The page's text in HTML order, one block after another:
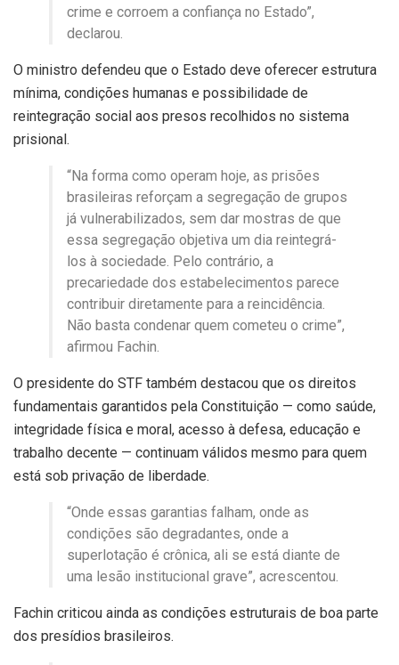
crime e corroem a confiança no Estado”,
declarou.
O ministro defendeu que o Estado deve oferecer estrutura
mínima, condições humanas e possibilidade de
reintegração social aos presos recolhidos no sistema
prisional.
“Na forma como operam hoje, as prisões
brasileiras reforçam a segregação de grupos
já vulnerabilizados, sem dar mostras de que
essa segregação objetiva um dia reintegrá-
los à sociedade. Pelo contrário, a
precariedade dos estabelecimentos parece
contribuir diretamente para a reincidência.
Não basta condenar quem cometeu o crime”,
afirmou Fachin.
O presidente do STF também destacou que os direitos
fundamentais garantidos pela Constituição — como saúde,
integridade física e moral, acesso à defesa, educação e
trabalho decente — continuam válidos mesmo para quem
está sob privação de liberdade.
“Onde essas garantias falham, onde as
condições são degradantes, onde a
superlotação é crônica, ali se está diante de
uma lesão institucional grave”, acrescentou.
Fachin criticou ainda as condições estruturais de boa parte
dos presídios brasileiros.